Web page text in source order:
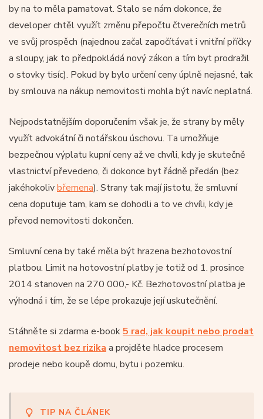
by na to měla pamatovat. Stalo se nám dokonce, že
developer chtěl využít změnu přepočtu čtverečních metrů
ve svůj prospěch (najednou začal započítávat i vnitřní příčky
a sloupy, jak to předpokládá nový zákon a tím byt prodražil
o stovky tisíc). Pokud by bylo určení ceny úplně nejasné, tak
by smlouva na nákup nemovitosti mohla být navíc neplatná.
Nejpodstatnějším doporučením však je, že strany by měly
využít advokátní či notářskou úschovu. Ta umožňuje
bezpečnou výplatu kupní ceny až ve chvíli, kdy je skutečně
vlastnictví převedeno, či dokonce byt řádně předán (bez
jakéhokolivbřemena). Strany tak mají jistotu, že smluvní
cena doputuje tam, kam se dohodli a to ve chvíli, kdy je
převod nemovitosti dokončen.
Smluvní cena by také měla být hrazena bezhotovostní
platbou. Limit na hotovostní platby je totiž od 1. prosince
2014 stanoven na 270 000,- Kč. Bezhotovostní platba je
výhodná i tím, že se lépe prokazuje její uskutečnění.
Stáhněte si zdarma e-book5 rad, jak koupit nebo prodat
nemovitost bez rizika a projděte hladce procesem
prodeje nebo koupě domu, bytu i pozemku.
TIP NA ČLÁNEK